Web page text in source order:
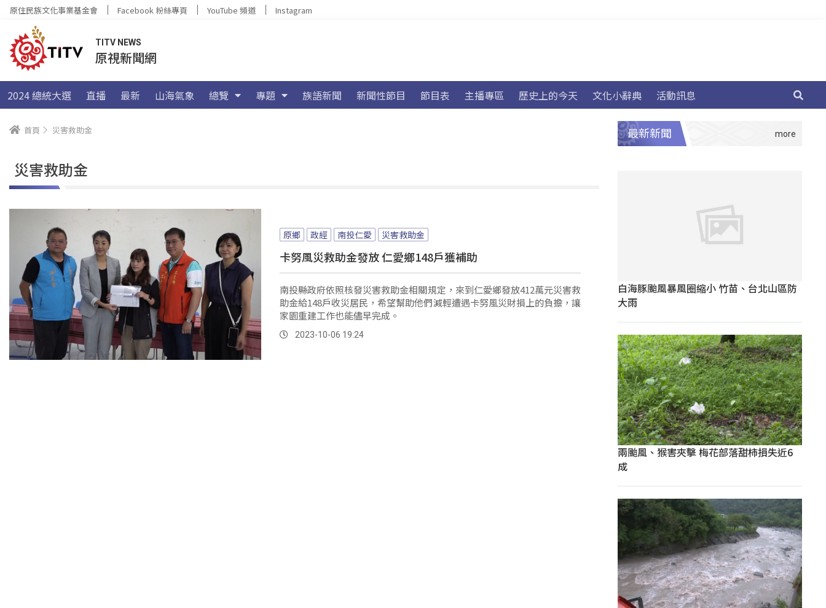
原住民族文化事業基金會 Facebook 粉絲專頁 YouTube 頻道 Instagram
TITV NEWS
原視新聞網
2024 總統大選 直播 最新 山海氣象 總覽 專題 族語新聞 新聞性節目 節目表 主播專區 歷史上的今天 文化小辭典 活動訊息
首頁 災害救助金
災害救助金
原鄉 政經 南投仁愛 災害救助金
卡努風災救助金發放 仁愛鄉148戶獲補助
南投縣政府依照核發災害救助金相關規定，來到仁愛鄉發放412萬元災害救
助金給148戶收災居民，希望幫助他們減輕遭遇卡努風災財損上的負擔，讓
家園重建工作也能儘早完成。
2023-10-06 19:24
最新新聞
白海豚颱風暴風圈縮小 竹苗、台北山區防
大雨
兩颱風、猴害夾擊 梅花部落甜柿損失近6
成